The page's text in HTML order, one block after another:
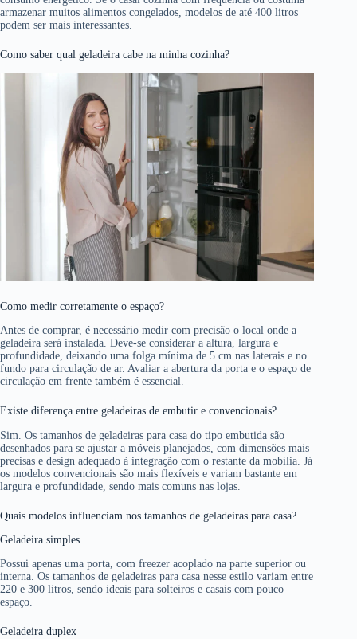
armazenar muitos alimentos congelados, modelos de até 400 litros
podem ser mais interessantes.
Como saber qual geladeira cabe na minha cozinha?
Como medir corretamente o espaço?
Antes de comprar, é necessário medir com precisão o local onde a
geladeira será instalada. Deve-se considerar a altura, largura e
profundidade, deixando uma folga mínima de 5 cm nas laterais e no
fundo para circulação de ar. Avaliar a abertura da porta e o espaço de
circulação em frente também é essencial.
Existe diferença entre geladeiras de embutir e convencionais?
Sim. Os tamanhos de geladeiras para casa do tipo embutida são
desenhados para se ajustar a móveis planejados, com dimensões mais
precisas e design adequado à integração com o restante da mobília. Já
os modelos convencionais são mais flexíveis e variam bastante em
largura e profundidade, sendo mais comuns nas lojas.
Quais modelos influenciam nos tamanhos de geladeiras para casa?
Geladeira simples
Possui apenas uma porta, com freezer acoplado na parte superior ou
interna. Os tamanhos de geladeiras para casa nesse estilo variam entre
220 e 300 litros, sendo ideais para solteiros e casais com pouco
espaço.
Geladeira duplex